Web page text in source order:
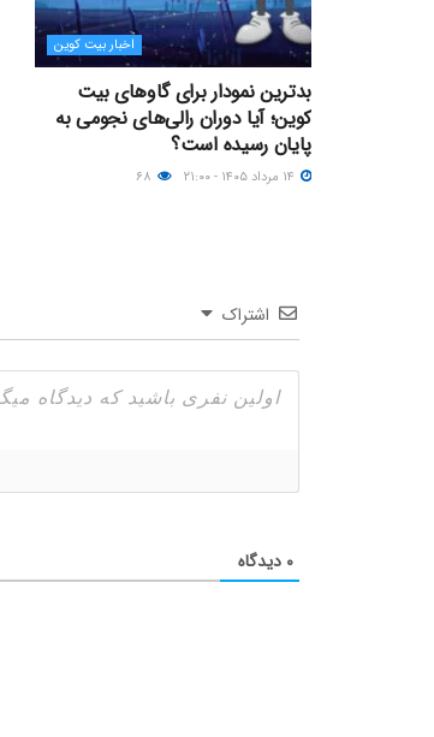
اخبار بیت کوین
بدترین نمودار برای گاوهای بیت
کوین؛ آیا دوران رالی‌های نجومی به
پایان رسیده است؟
اشتراک
۰ دیدگاه